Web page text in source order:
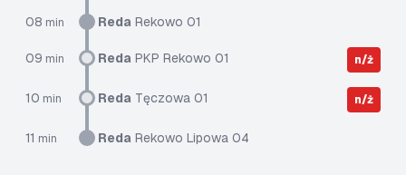
08 min Reda Rekowo 01
09 min Reda PKP Rekowo 01 n/ż
10 min Reda Tęczowa 01 n/ż
11 min Reda Rekowo Lipowa 04